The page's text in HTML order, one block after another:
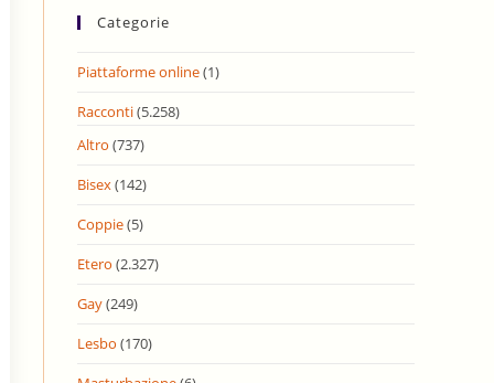
Categorie
Piattaforme online(1)
Racconti(5.258)
Altro (737)
Bisex(142)
Coppie(5)
Etero (2.327)
Gay(249)
Lesbo (170)